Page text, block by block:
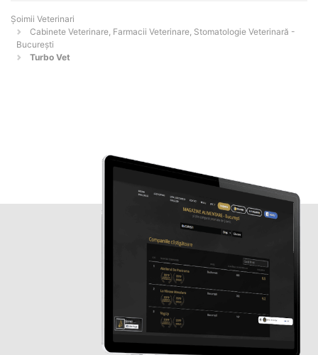
Șoimii Veterinari
Cabinete Veterinare, Farmacii Veterinare, Stomatologie Veterinară -
Bucureşti
Turbo Vet